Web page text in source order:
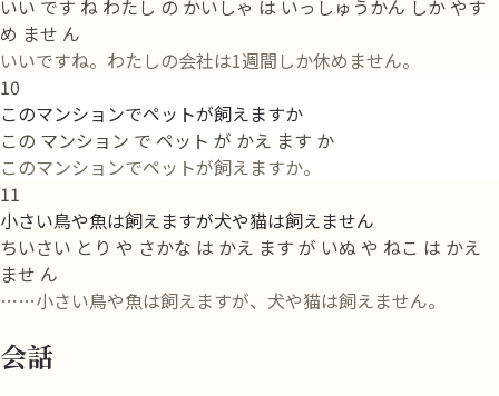
いい です ね わたし の かいしゃ は いっしゅうかん しか やす
め ませ ん
いいですね。わたしの会社は1週間しか休めません。
10
このマンションでペットが飼えますか
この マンション で ペット が かえ ます か
このマンションでペットが飼えますか。
11
小さい鳥や魚は飼えますが犬や猫は飼えません
ちいさい とり や さかな は かえ ます が いぬ や ねこ は かえ
ませ ん
……小さい鳥や魚は飼えますが、犬や猫は飼えません。
会話